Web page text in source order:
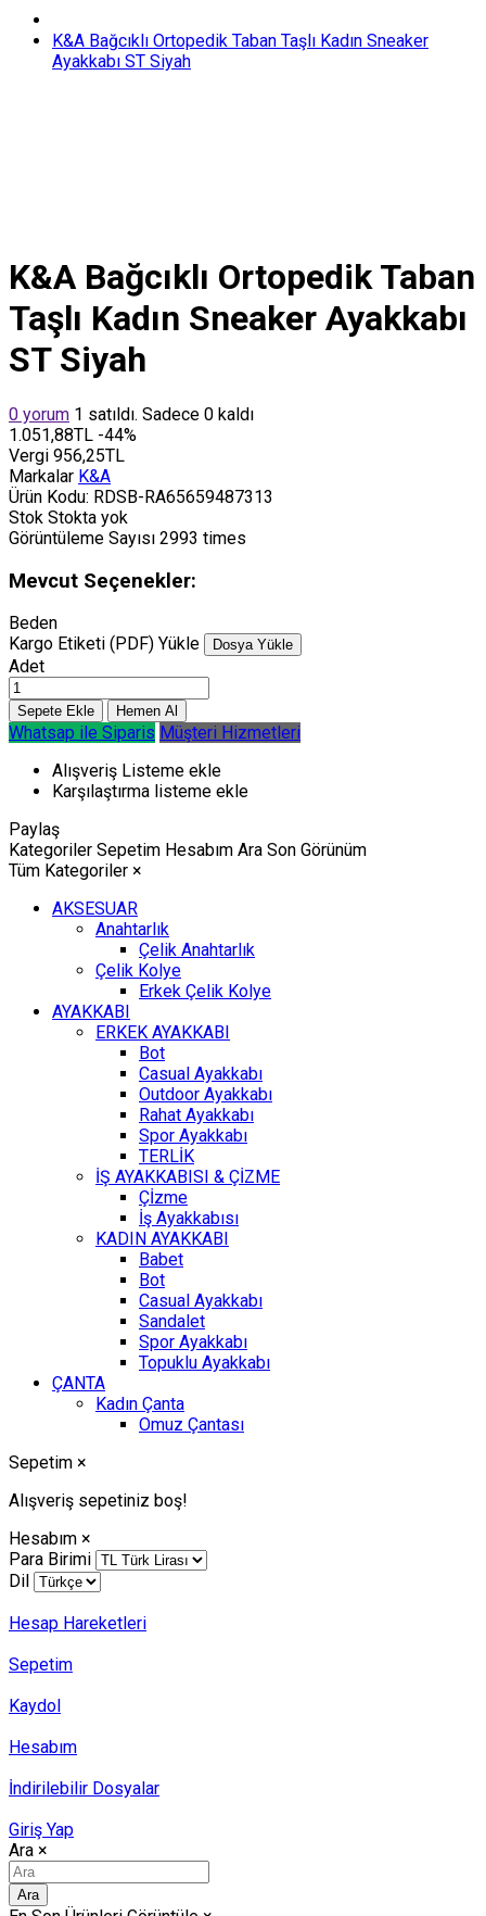
K&A Bağcıklı Ortopedik Taban Taşlı Kadın Sneaker
Ayakkabı ST Siyah
K&A Bağcıklı Ortopedik Taban
Taşlı Kadın Sneaker Ayakkabı
ST Siyah
0 yorum 1 satıldı. Sadece 0 kaldı
1.051,88TL -44%
Vergi 956,25TL
Markalar K&A
Ürün Kodu: RDSB-RA65659487313
Stok Stokta yok
Görüntüleme Sayısı 2993 times
Mevcut Seçenekler:
Beden
Kargo Etiketi (PDF) Yükle
Dosya Yükle
Adet
Whatsap ile Siparis Müşteri Hizmetleri
Alışveriş Listeme ekle
Karşılaştırma listeme ekle
Paylaş
Kategoriler Sepetim Hesabım Ara Son Görünüm
Tüm Kategoriler ×
AKSESUAR
Anahtarlık
Çelik Anahtarlık
Çelik Kolye
Erkek Çelik Kolye
AYAKKABI
ERKEK AYAKKABI
Bot
Casual Ayakkabı
Outdoor Ayakkabı
Rahat Ayakkabı
Spor Ayakkabı
TERLİK
İŞ AYAKKABISI & ÇİZME
Çİzme
İş Ayakkabısı
KADIN AYAKKABI
Babet
Bot
Casual Ayakkabı
Sandalet
Spor Ayakkabı
Topuklu Ayakkabı
ÇANTA
Kadın Çanta
Omuz Çantası
Sepetim ×
Alışveriş sepetiniz boş!
Hesabım ×
Para Birimi
Dil
Hesap Hareketleri
Sepetim
Kaydol
Hesabım
İndirilebilir Dosyalar
Giriş Yap
Ara ×
Ara